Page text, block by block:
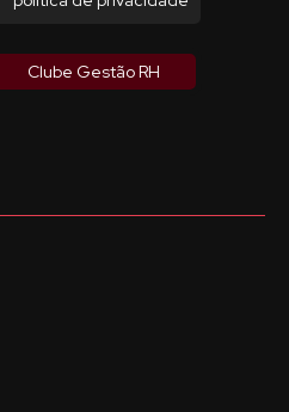
Clube Gestão RH